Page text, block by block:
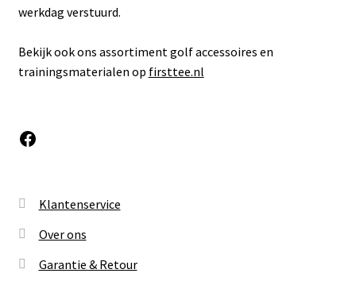
werkdag verstuurd.
Bekijk ook ons assortiment golf accessoires en
trainingsmaterialen op firsttee.nl
Facebook
Klantenservice
Over ons
Garantie & Retour